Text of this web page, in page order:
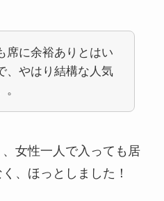
席に余裕ありとはい
、やはり結構な人気
女性一人で入っても居
、ほっとしました！